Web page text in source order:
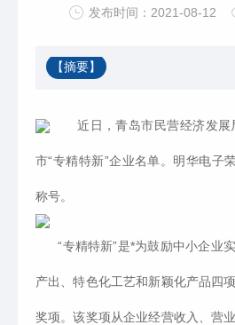
发布时间：2021-08-12
【摘要】
近日，青岛市民营经济发展
市“专精特新”企业名单。明华电子
称号。
“专精特新”是*为鼓励中小企业
产出、特色化工艺和新颖化产品四
奖项。该奖项从企业经营收入、营